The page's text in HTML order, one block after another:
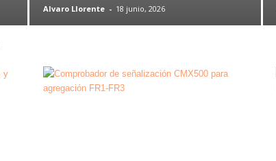
Alvaro Llorente - 18 junio, 2026